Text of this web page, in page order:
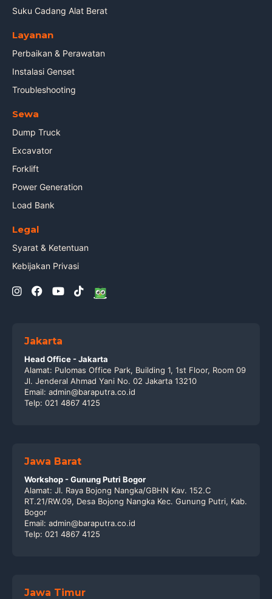
Suku Cadang Alat Berat
Layanan
Perbaikan & Perawatan
Instalasi Genset
Troubleshooting
Sewa
Dump Truck
Excavator
Forklift
Power Generation
Load Bank
Legal
Syarat & Ketentuan
Kebijakan Privasi
Jakarta
Head Office - Jakarta
Alamat: Pulomas Office Park, Building 1, 1st Floor, Room 09
Jl. Jenderal Ahmad Yani No. 02 Jakarta 13210
Email: admin@baraputra.co.id
Telp: 021 4867 4125
Jawa Barat
Workshop - Gunung Putri Bogor
Alamat: Jl. Raya Bojong Nangka/GBHN Kav. 152.C
RT.21/RW.09, Desa Bojong Nangka Kec. Gunung Putri, Kab.
Bogor
Email: admin@baraputra.co.id
Telp: 021 4867 4125
Jawa Timur